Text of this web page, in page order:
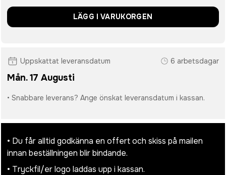
LÄGG I VARUKORGEN
Uppskattat leveransdatum 6 arbetsdagar
Mån. 17 Augusti
• Snabbare leverans? Ange önskat leveransdatum i kassan.
• Du får alltid godkänna en offert och skiss på mailen
innan beställningen blir bindande.
• Tryckfil/er logo laddas upp i kassan.